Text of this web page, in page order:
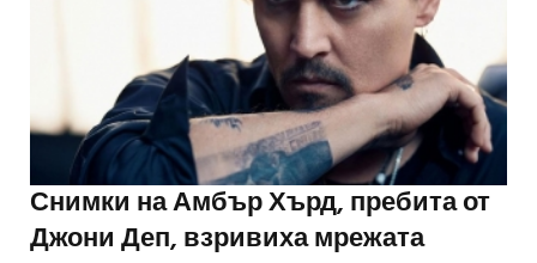
Снимки на Амбър Хърд, пребита от
Джони Деп, взривиха мрежата